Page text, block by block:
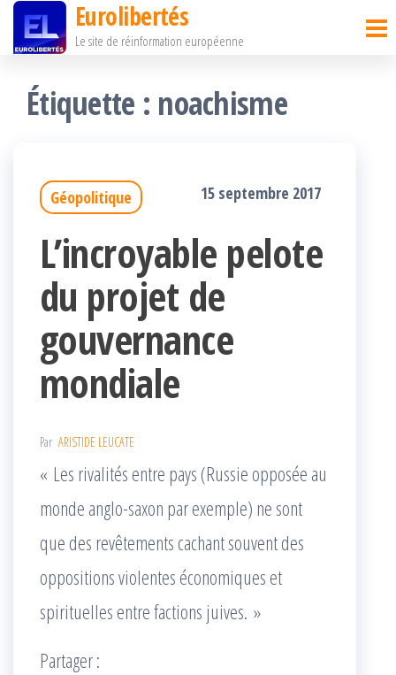
Passer
contenu
Eurolibertés
Le site de réinformation européenne
Étiquette : noachisme
Géopolitique 15 septembre 2017
L’incroyable pelote
du projet de
gouvernance
mondiale
Par ARISTIDE LEUCATE
« Les rivalités entre pays (Russie opposée au
monde anglo-saxon par exemple) ne sont
que des revêtements cachant souvent des
oppositions violentes économiques et
spirituelles entre factions juives. »
Partager :